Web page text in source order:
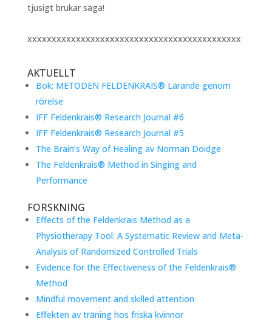
tjusigt brukar säga!
xxxxxxxxxxxxxxxxxxxxxxxxxxxxxxxxxxxxxxxxxxxx
AKTUELLT
Bok: METODEN FELDENKRAIS® Lärande genom
rörelse
IFF Feldenkrais® Research Journal #6
IFF Feldenkrais® Research Journal #5
The Brain’s Way of Healing av Norman Doidge
The Feldenkrais® Method in Singing and
Performance
FORSKNING
Effects of the Feldenkrais Method as a
Physiotherapy Tool: A Systematic Review and Meta-
Analysis of Randomized Controlled Trials
Evidence for the Effectiveness of the Feldenkrais®
Method
Mindful movement and skilled attention
Effekten av träning hos friska kvinnor